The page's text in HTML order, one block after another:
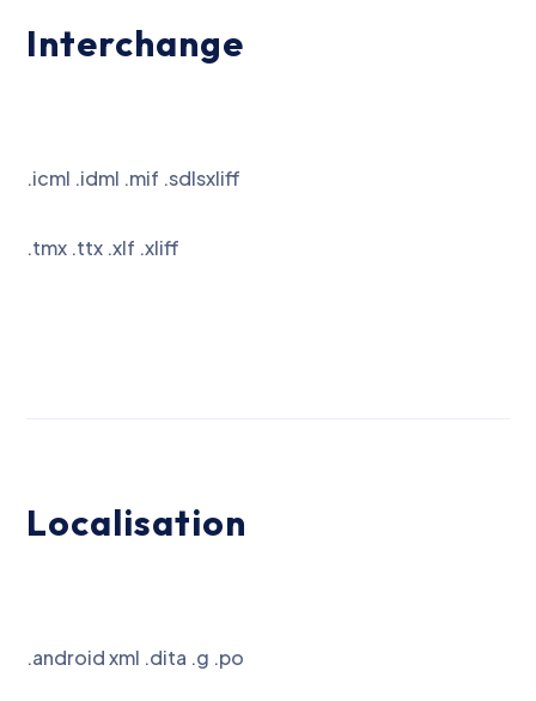
Interchange
.icml .idml .mif .sdlsxliff
.tmx .ttx .xlf .xliff
Localisation
.android xml .dita .g .po